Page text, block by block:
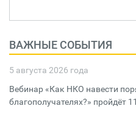
ВАЖНЫЕ СОБЫТИЯ
5 августа 2026 года
Вебинар «Как НКО навести
благополучателях?» пройдёт